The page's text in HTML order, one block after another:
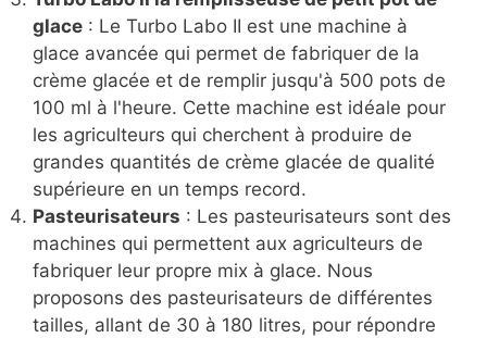
glace : Le Turbo Labo II est une machine à
glace avancée qui permet de fabriquer de la
crème glacée et de remplir jusqu'à 500 pots de
100 ml à l'heure. Cette machine est idéale pour
les agriculteurs qui cherchent à produire de
grandes quantités de crème glacée de qualité
supérieure en un temps record.
Pasteurisateurs : Les pasteurisateurs sont des
machines qui permettent aux agriculteurs de
fabriquer leur propre mix à glace. Nous
proposons des pasteurisateurs de différentes
tailles, allant de 30 à 180 litres, pour répondre